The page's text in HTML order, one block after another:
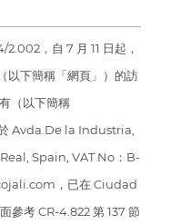
，自 7 月 11 日起，
下簡稱「網頁」）的訪
（以下簡稱
Avda.De la Industria,
Spain, VAT No：B-
，已在 Ciudad
參考 CR-4.822 第 137 節